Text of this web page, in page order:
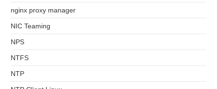
nginx proxy manager
NIC Teaming
NPS
NTFS
NTP